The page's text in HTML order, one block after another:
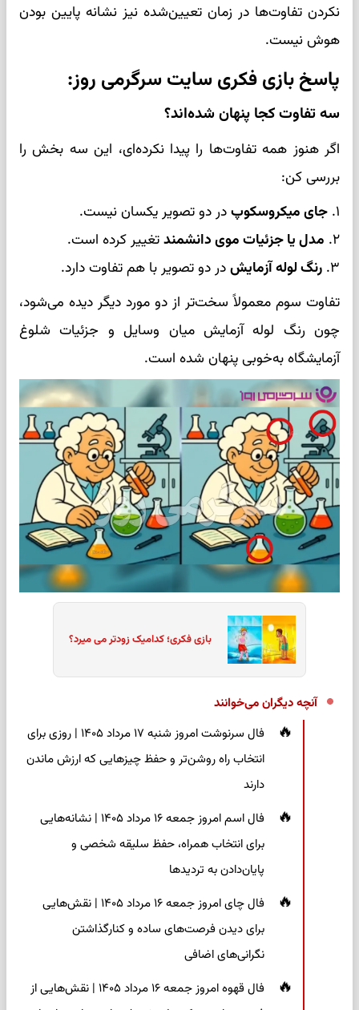
نکردن تفاوت‌ها در زمان تعیین‌شده نیز نشانه پایین بودن
هوش نیست.
پاسخ بازی فکری سایت سرگرمی روز:
سه تفاوت کجا پنهان شده‌اند؟
اگر هنوز همه تفاوت‌ها را پیدا نکرده‌ای، این سه بخش را
بررسی کن:
۱. جای میکروسکوپدر دو تصویر یکسان نیست.
۲. مدل یا جزئیات موی دانشمندتغییر کرده است.
۳. رنگ لوله آزمایشدر دو تصویر با هم تفاوت دارد.
تفاوت سوم معمولاً سخت‌تر از دو مورد دیگر دیده می‌شود،
چون رنگ لوله آزمایش میان وسایل و جزئیات شلوغ
آزمایشگاه به‌خوبی پنهان شده است.
بازی فکری؛ کدامیک زودتر می میرد؟
آنچه دیگران می‌خوانند
فال سرنوشت امروز شنبه ۱۷ مرداد ۱۴۰۵ | روزی برای
انتخاب راه روشن‌تر و حفظ چیزهایی که ارزش ماندن
دارند
فال اسم امروز جمعه ۱۶ مرداد ۱۴۰۵ | نشانه‌هایی
برای انتخاب همراه، حفظ سلیقه شخصی و
پایان‌دادن به تردیدها
فال چای امروز جمعه ۱۶ مرداد ۱۴۰۵ | نقش‌هایی
برای دیدن فرصت‌های ساده و کنارگذاشتن
نگرانی‌های اضافی
فال قهوه امروز جمعه ۱۶ مرداد ۱۴۰۵ | نقش‌هایی از